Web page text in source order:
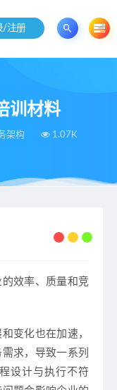
/注册
训材料
架构 1.07K
效率、质量和竞
变化也在加速，
求，导致一系列
设计与执行不符